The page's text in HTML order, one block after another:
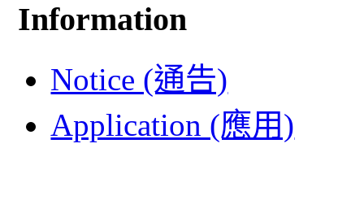
Information
Notice (通告)
Application (應用)